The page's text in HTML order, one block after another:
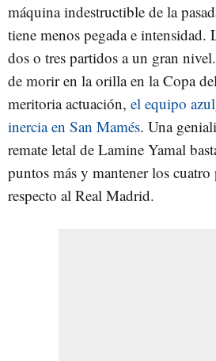
máquina indestructible de la
tiene menos pegada e intensidad.
dos o tres partidos a un gran
de morir en la orilla en la Copa
meritoria actuación, el equipo
inercia en San Mamés. Una
remate letal de Lamine Yamal
puntos más y mantener los cuatro
respecto al Real Madrid.